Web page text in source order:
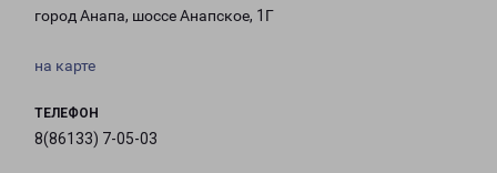
город Анапа, шоссе Анапское, 1Г
на карте
ТЕЛЕФОН
8(86133) 7-05-03